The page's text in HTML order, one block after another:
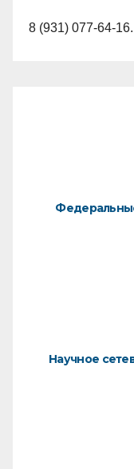
8 (931) 077-64-16.
Научное